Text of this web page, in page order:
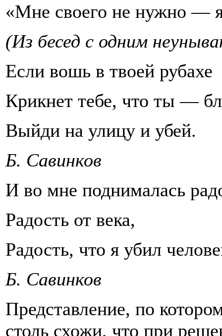
«Мне своего не нужно —
(Из бесед с одним
Если вошь в твоей рубахе
Крикнет тебе, что ты —
Выйди на улицу и убей.
Б. Савинков
И во мне поднималась
Радость от века,
Радость, что я убил
Б. Савинков
Представление, по
столь схожи, что при